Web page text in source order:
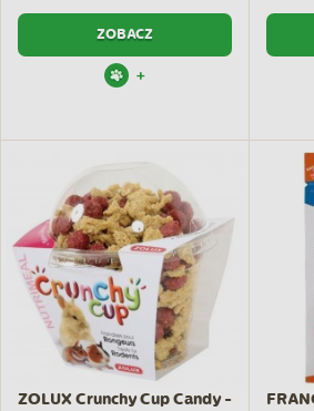
ZOBACZ
+
ZOLUX Crunchy Cup Candy -